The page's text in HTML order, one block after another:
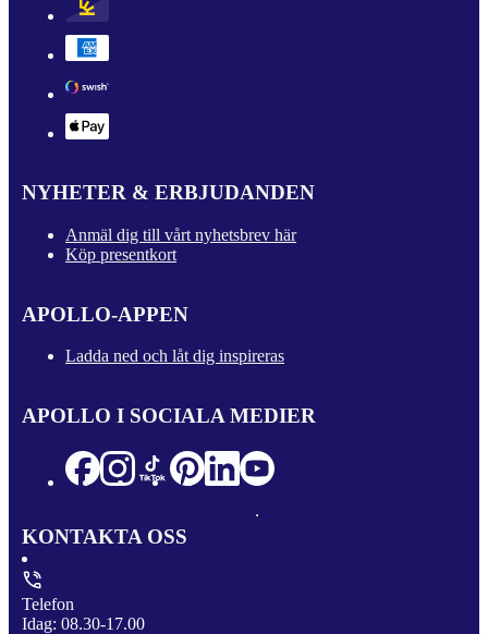
NYHETER & ERBJUDANDEN
Anmäl dig till vårt nyhetsbrev här
Köp presentkort
APOLLO-APPEN
Ladda ned och låt dig inspireras
APOLLO I SOCIALA MEDIER
KONTAKTA OSS
Telefon
Idag: 08.30-17.00